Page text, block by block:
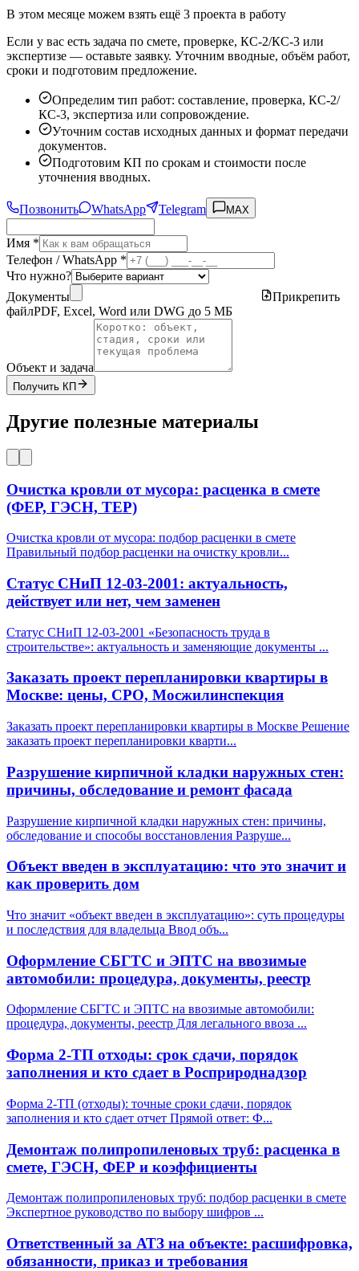
В этом месяце можем взять ещё 3 проекта в работу
Если у вас есть задача по смете, проверке, КС-2/КС-3 или
экспертизе — оставьте заявку. Уточним вводные, объём работ,
сроки и подготовим предложение.
Определим тип работ: составление, проверка, КС-2/
КС-3, экспертиза или сопровождение.
Уточним состав исходных данных и формат передачи
документов.
Подготовим КП по срокам и стоимости после
уточнения вводных.
Позвонить WhatsApp Telegram MAX
Имя *
Телефон / WhatsApp *
Что нужно?
Документы
Прикрепить
файлPDF, Excel, Word или DWG до 5 МБ
Объект и задача
Получить КП
Другие полезные материалы
Очистка кровли от мусора: расценка в смете
(ФЕР, ГЭСН, ТЕР)
Очистка кровли от мусора: подбор расценки в смете
Правильный подбор расценки на очистку кровли...
Статус СНиП 12-03-2001: актуальность,
действует или нет, чем заменен
Статус СНиП 12-03-2001 «Безопасность труда в
строительстве»: актуальность и заменяющие документы ...
Заказать проект перепланировки квартиры в
Москве: цены, СРО, Мосжилинспекция
Заказать проект перепланировки квартиры в Москве Решение
заказать проект перепланировки кварти...
Разрушение кирпичной кладки наружных стен:
причины, обследование и ремонт фасада
Разрушение кирпичной кладки наружных стен: причины,
обследование и способы восстановления Разруше...
Объект введен в эксплуатацию: что это значит и
как проверить дом
Что значит «объект введен в эксплуатацию»: суть процедуры
и последствия для владельца Ввод объ...
Оформление СБГТС и ЭПТС на ввозимые
автомобили: процедура, документы, реестр
Оформление СБГТС и ЭПТС на ввозимые автомобили:
процедура, документы, реестр Для легального ввоза ...
Форма 2-ТП отходы: срок сдачи, порядок
заполнения и кто сдает в Росприроднадзор
Форма 2-ТП (отходы): точные сроки сдачи, порядок
заполнения и кто сдает отчет Прямой ответ: Ф...
Демонтаж полипропиленовых труб: расценка в
смете, ГЭСН, ФЕР и коэффициенты
Демонтаж полипропиленовых труб: подбор расценки в смете
Экспертное руководство по выбору шифров ...
Ответственный за АТЗ на объекте: расшифровка,
обязанности, приказ и требования